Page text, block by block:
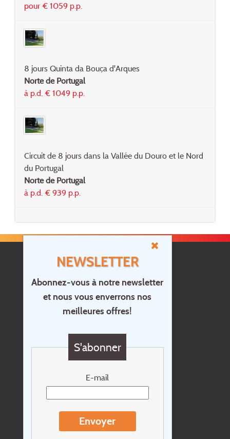
NEWSLETTER
Abonnez-vous à notre newsletter
et nous vous enverrons nos
meilleures offres!
S'abonner
E-mail
Envoyer
pour € 1059 p.p.
8 jours Quinta da Bouça d'Arques
Norte de Portugal
à p.d. € 1049 p.p.
Circuit de 8 jours dans la Vallée du Douro et le Nord
du Portugal
Norte de Portugal
à p.d. € 939 p.p.
Accueil
Contact
Questions?
Newsletter
Conditions de voyage